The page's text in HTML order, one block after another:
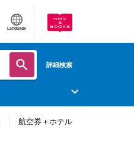
Language
詳細検索
航空券＋ホテル